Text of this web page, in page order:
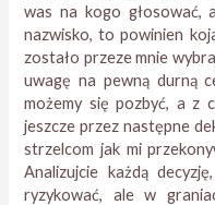
was na kogo głosować,
nazwisko, to powinien
zostało przeze mnie
uwagę na pewną durną
możemy się pozbyć, a z
jeszcze przez następne
strzelcom jak mi
Analizujcie każdą
ryzykować, ale w